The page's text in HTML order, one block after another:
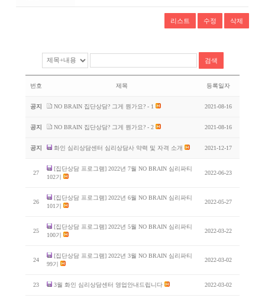
리스트 수정 삭제
번호 제목 등록일자
공지 NO BRAIN 집단상담? 그게 뭔가요? - 1 2021-08-16
공지 NO BRAIN 집단상담? 그게 뭔가요? - 2 2021-08-16
공지 화인 심리상담센터 심리상담사 약력 및 자격 소개 2021-12-17
27
[집단상담 프로그램] 2022년 7월 NO BRAIN 심리파티
102기
2022-06-23
26
[집단상담 프로그램] 2022년 6월 NO BRAIN 심리파티
101기
2022-05-27
25
[집단상담 프로그램] 2022년 5월 NO BRAIN 심리파티
100기
2022-03-22
24
[집단상담 프로그램] 2022년 3월 NO BRAIN 심리파티
99기
2022-03-02
23 3월 화인 심리상담센터 영업안내드립니다 2022-03-02